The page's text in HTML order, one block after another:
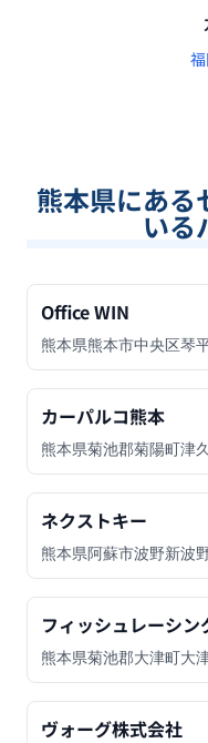
熊本県にある
いる
Office WIN
熊本県熊本市中央区琴
カーパルコ熊本
熊本県菊池郡菊陽町津
ネクストキー
熊本県阿蘇市波野新波
フィッシュレーシン
熊本県菊池郡大津町大
ヴォーグ株式会社